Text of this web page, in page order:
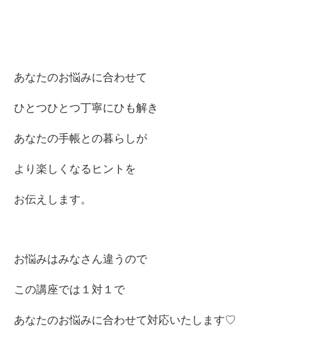
あなたのお悩みに合わせて
ひとつひとつ丁寧にひも解き
あなたの手帳との暮らしが
より楽しくなるヒントを
お伝えします。
お悩みはみなさん違うので
この講座では１対１で
あなたのお悩みに合わせて対応いたします♡